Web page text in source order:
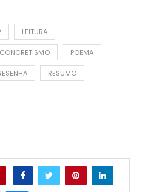
LEITURA
POEMA
RESUMO